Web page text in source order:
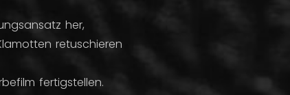
her,
retuschieren
fertigstellen.